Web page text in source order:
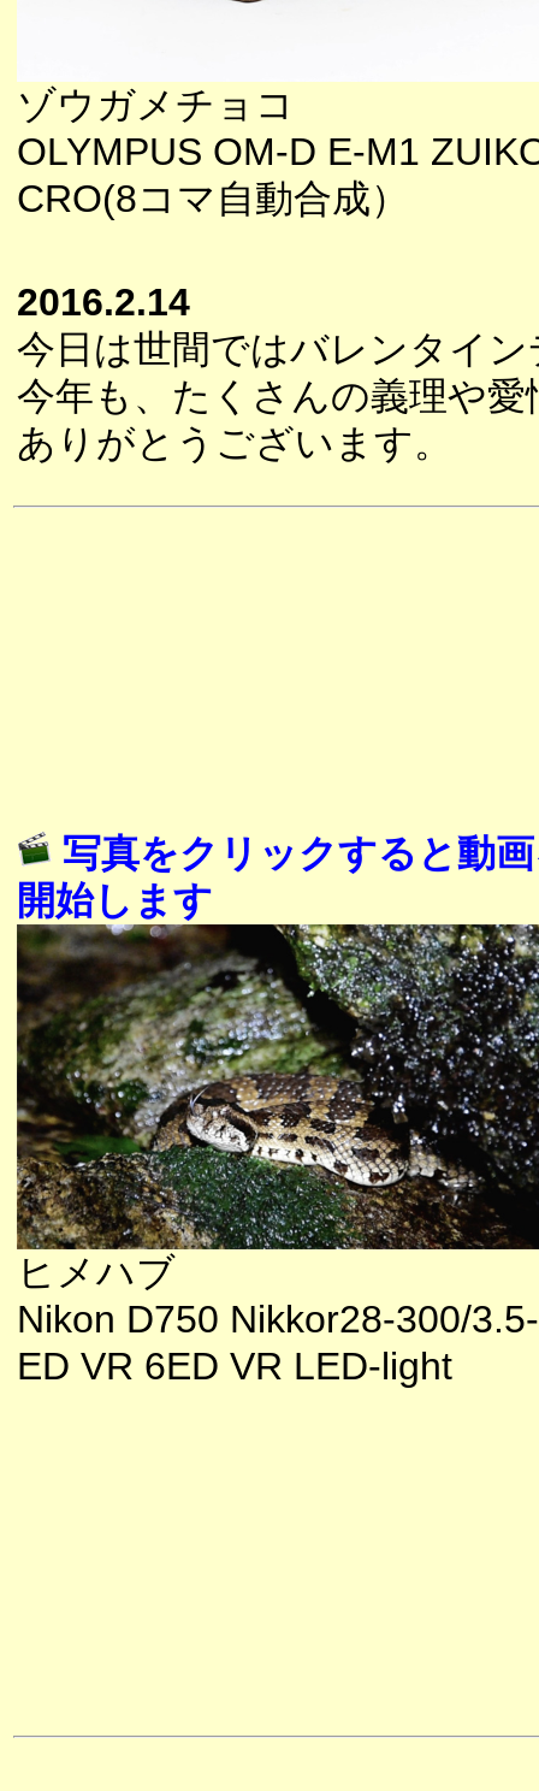
ゾウガメチョコ
OLYMPUS OM-D E-M1
CRO(8コマ自動合成）
2016.2.14
今日は世間ではバレンタイ
今年も、たくさんの義理や
ありがとうございます。
写真をクリックすると動
開始します
ヒメハブ
Nikon D750 Nikkor28-300/
ED VR 6ED VR LED-light